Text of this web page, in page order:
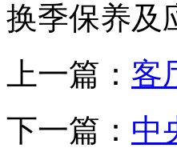
换季保养及
上一篇： 客
下一篇： 中